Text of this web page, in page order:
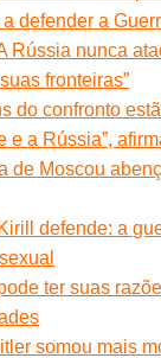
defender a
Rússia nunca
fronteiras”
do confronto
e a Rússia”,
de Moscou
defende: a
ter suas
somou mais